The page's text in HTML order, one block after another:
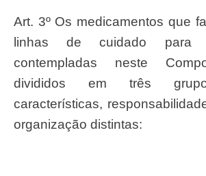
Art. 3º Os medicamentos que fazem parte das
linhas de cuidado para
contempladas neste
divididos em três
características,
organização distintas: